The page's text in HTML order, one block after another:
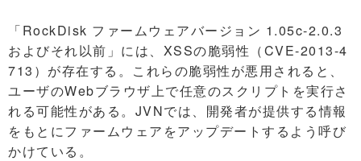
「RockDisk ファームウェアバージョン 1.05c-2.0.3
およびそれ以前」には、XSSの脆弱性（CVE-2013-4
713）が存在する。これらの脆弱性が悪用されると、
ユーザのWebブラウザ上で任意のスクリプトを実行さ
れる可能性がある。JVNでは、開発者が提供する情報
をもとにファームウェアをアップデートするよう呼び
かけている。